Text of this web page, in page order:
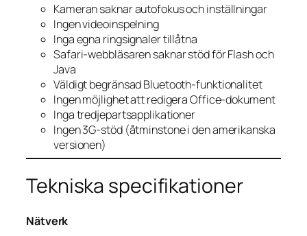
Kameran saknar autofokus och inställningar
Ingen videoinspelning
Inga egna ringsignaler tillåtna
Safari-webbläsaren saknar stöd för Flash och
Java
Väldigt begränsad Bluetooth-funktionalitet
Ingen möjlighet att redigera Office-dokument
Inga tredjepartsapplikationer
Ingen 3G-stöd (åtminstone i den amerikanska
versionen)
Tekniska specifikationer
Nätverk